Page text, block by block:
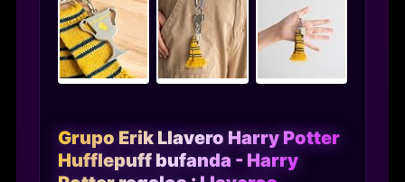
Grupo Erik Llavero Harry Potter
Hufflepuff bufanda - Harry